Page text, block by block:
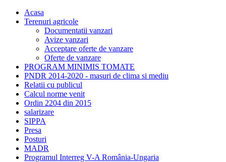
Acasa
Terenuri agricole
Documentatii vanzari
Avize vanzari
Acceptare oferte de vanzare
Oferte de vanzare
PROGRAM MINIMIS TOMATE
PNDR 2014-2020 - masuri de clima si mediu
Relatii cu publicul
Calcul norme venit
Ordin 2204 din 2015
salarizare
SIPPA
Presa
Posturi
MADR
Programul Interreg V-A România-Ungaria